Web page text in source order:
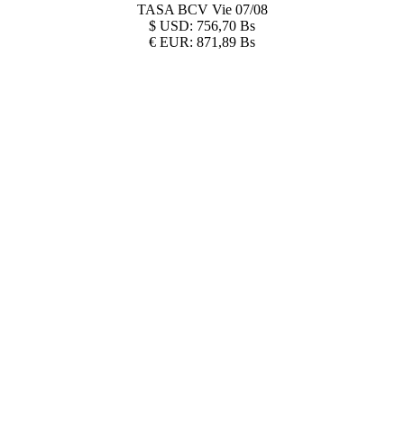
TASA BCV Vie 07/08
$ USD: 756,70 Bs
€ EUR: 871,89 Bs